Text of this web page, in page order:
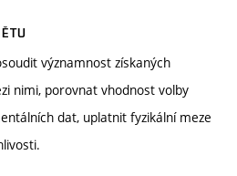
významnost získaných
nimi, porovnat vhodnost volby
dat, uplatnit fyzikální meze